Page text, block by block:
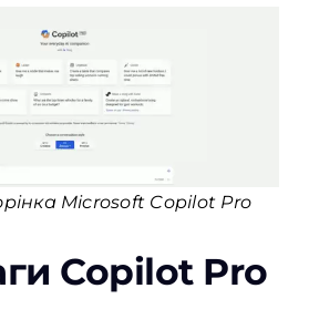
Microsoft Copilot Pro
Copilot Pro